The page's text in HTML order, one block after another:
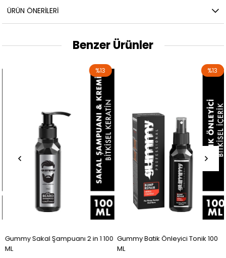
ÜRÜN ÖNERILERI
Benzer Ürünler
Gummy Sakal Şampuanı 2 in 1 100
ML
%13
Gummy Batik Önleyici Tonik 100
ML
%13